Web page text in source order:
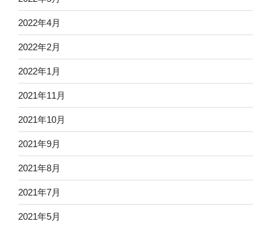
2022年4月
2022年2月
2022年1月
2021年11月
2021年10月
2021年9月
2021年8月
2021年7月
2021年5月